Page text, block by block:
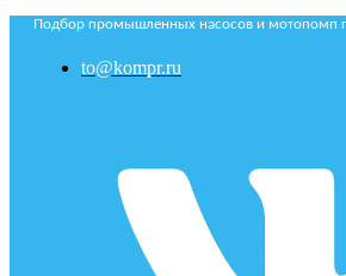
Подбор промышленных насосов и мотопомп
to@kompr.ru